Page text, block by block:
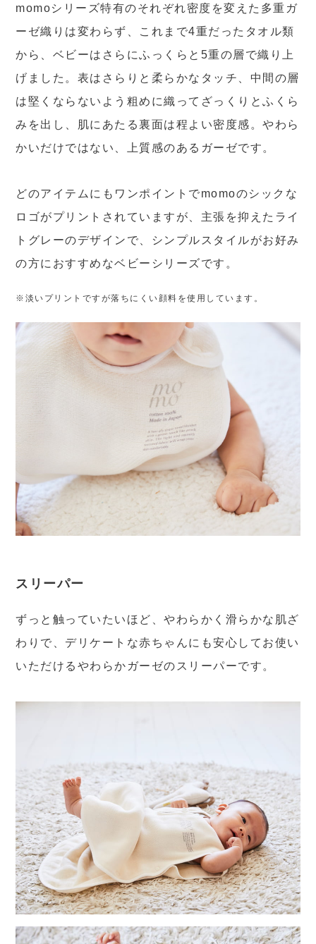
momoシリーズ特有のそれぞれ密度を変えた多重ガ
ーゼ織りは変わらず、これまで4重だったタオル類
から、ベビーはさらにふっくらと5重の層で織り上
げました。表はさらりと柔らかなタッチ、中間の層
は堅くならないよう粗めに織ってざっくりとふくら
みを出し、肌にあたる裏面は程よい密度感。やわら
かいだけではない、上質感のあるガーゼです。
どのアイテムにもワンポイントでmomoのシックな
ロゴがプリントされていますが、主張を抑えたライ
トグレーのデザインで、シンプルスタイルがお好み
の方におすすめなベビーシリーズです。
※淡いプリントですが落ちにくい顔料を使用しています。
スリーパー
ずっと触っていたいほど、やわらかく滑らかな肌ざ
わりで、デリケートな赤ちゃんにも安心してお使い
いただけるやわらかガーゼのスリーパーです。